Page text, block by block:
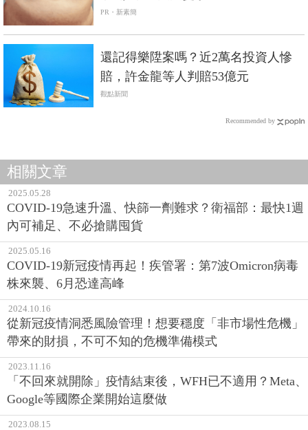
PR・新素簡
還記得樂陞案嗎？近2萬名投資人慘
賠，許金龍等人判賠53億元
觀點新聞
Recommended by
相關文章
2025.05.28
COVID-19急速升溫、快篩一劑難求？衛福部：最快1週
內可補足、不必搶購囤貨
2025.05.16
COVID-19新冠疫情再起！疾管署：第7波Omicron病毒
株來襲、6月恐達高峰
2024.10.16
從新冠疫情洞悉風險管理！想要穩度「非市場性危機」
帶來的財損，不可不知的危機準備模式
2023.11.16
「不回來就開除」疫情結束後，WFH已不適用？Meta、
Google等國際企業開始這麼做
2023.08.15